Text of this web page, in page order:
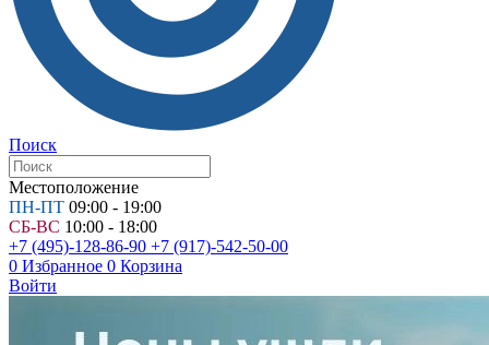
Поиск
Местоположение
ПН-ПТ 09:00 - 19:00
СБ-ВС 10:00 - 18:00
+7 (495)-128-86-90 +7 (917)-542-50-00
0 Избранное 0 Корзина
Войти